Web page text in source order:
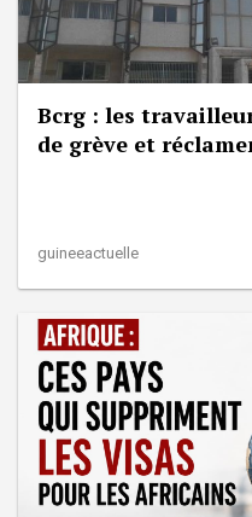
Bcrg : les
de grève et
guineeactuelle